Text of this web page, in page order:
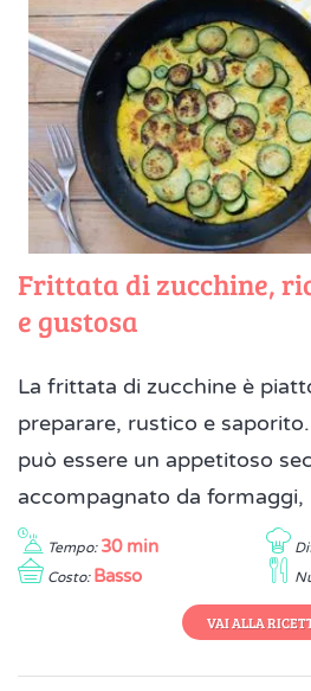
Frittata di zucchine,
e gustosa
La frittata di zucchine è
preparare, rustico e
può essere un appetitoso
accompagnato da formaggi,
Tempo: 30 min
Costo: Basso
VAI ALLA